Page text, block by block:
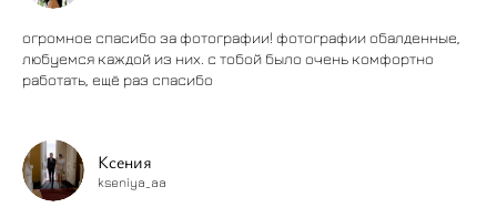
огромное спасибо за фотографии! фотографии обалденные,
любуемся каждой из них. с тобой было очень комфортно
работать, ещё раз спасибо
Ксения
kseniya_aa